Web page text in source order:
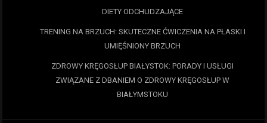
DIETY ODCHUDZAJĄCE
TRENING NA BRZUCH: SKUTECZNE ĆWICZENIA NA PŁASKI I
UMIĘŚNIONY BRZUCH
ZDROWY KRĘGOSŁUP BIAŁYSTOK: PORADY I USŁUGI
ZWIĄZANE Z DBANIEM O ZDROWY KRĘGOSŁUP W
BIAŁYMSTOKU